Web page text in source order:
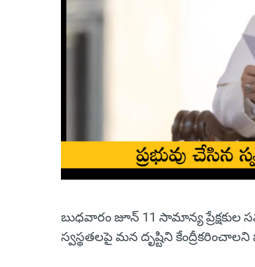
బుధవారం జూన్ 11 సామాన్య
స్వస్థతలపై మన దృష్టిని